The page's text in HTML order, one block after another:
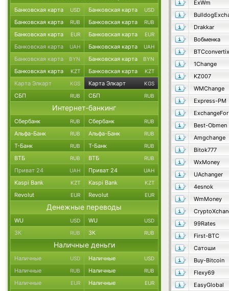
ExWm
Drakkar
Вобменка
BTCconvertix
1Change
KZ007
WMChange
Express-PM
Best-Obmen
Amgchange
Bitok777
WxMoney
UAchanger
4esnok
WmMoney
99Rates
First-BTC
Сатоши
Buy-Bitcoin
Flexy69
EasyGlobal
Банковская карта USD Банковская карта USD
Банковская карта RUB Банковская карта RUB
Банковская карта EUR Банковская карта EUR
Банковская карта UAH Банковская карта UAH
Банковская карта BYN Банковская карта BYN
Банковская карта KZT Банковская карта KZT
Карта Элкарт KGS Карта Элкарт KGS
СБП RUB СБП RUB
Интернет-банкинг
Сбербанк RUB Сбербанк RUB
Альфа-Банк RUB Альфа-Банк RUB
Т-Банк RUB Т-Банк RUB
ВТБ RUB ВТБ RUB
Приват 24 UAH Приват 24 UAH
Kaspi Bank KZT Kaspi Bank KZT
Revolut EUR Revolut EUR
Денежные переводы
WU USD WU USD
ЗК RUB ЗК RUB
Наличные деньги
Наличные USD Наличные USD
Наличные RUB Наличные RUB
Наличные EUR Наличные EUR